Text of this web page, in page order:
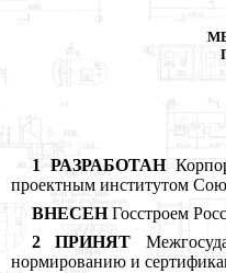
1РАЗРАБОТАН
проектным институтом
ВНЕСЕНГосстроем
2ПРИНЯТ
нормированию и